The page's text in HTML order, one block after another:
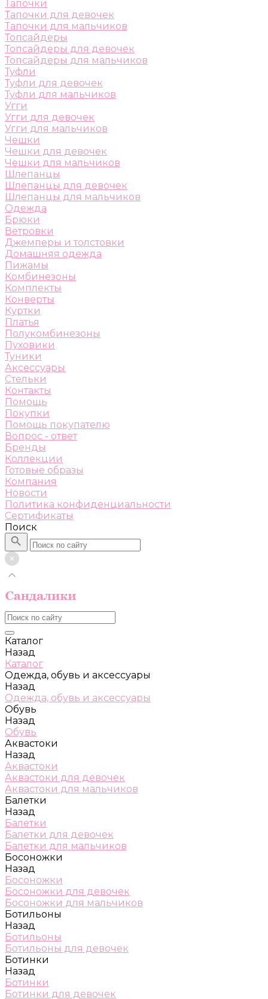
Тапочки
Тапочки для девочек
Тапочки для мальчиков
Топсайдеры
Топсайдеры для девочек
Топсайдеры для мальчиков
Туфли
Туфли для девочек
Туфли для мальчиков
Угги
Угги для девочек
Угги для мальчиков
Чешки
Чешки для девочек
Чешки для мальчиков
Шлепанцы
Шлепанцы для девочек
Шлепанцы для мальчиков
Одежда
Брюки
Ветровки
Джемперы и толстовки
Домашняя одежда
Пижамы
Комбинезоны
Комплекты
Конверты
Куртки
Платья
Полукомбинезоны
Пуховики
Туники
Аксессуары
Стельки
Контакты
Помощь
Покупки
Помощь покупателю
Вопрос - ответ
Бренды
Коллекции
Готовые образы
Компания
Новости
Политика конфиденциальности
Сертификаты
Поиск
Каталог
Назад
Каталог
Одежда, обувь и аксессуары
Назад
Одежда, обувь и аксессуары
Обувь
Назад
Обувь
Аквастоки
Назад
Аквастоки
Аквастоки для девочек
Аквастоки для мальчиков
Балетки
Назад
Балетки
Балетки для девочек
Балетки для мальчиков
Босоножки
Назад
Босоножки
Босоножки для девочек
Босоножки для мальчиков
Ботильоны
Назад
Ботильоны
Ботильоны для девочек
Ботинки
Назад
Ботинки
Ботинки для девочек